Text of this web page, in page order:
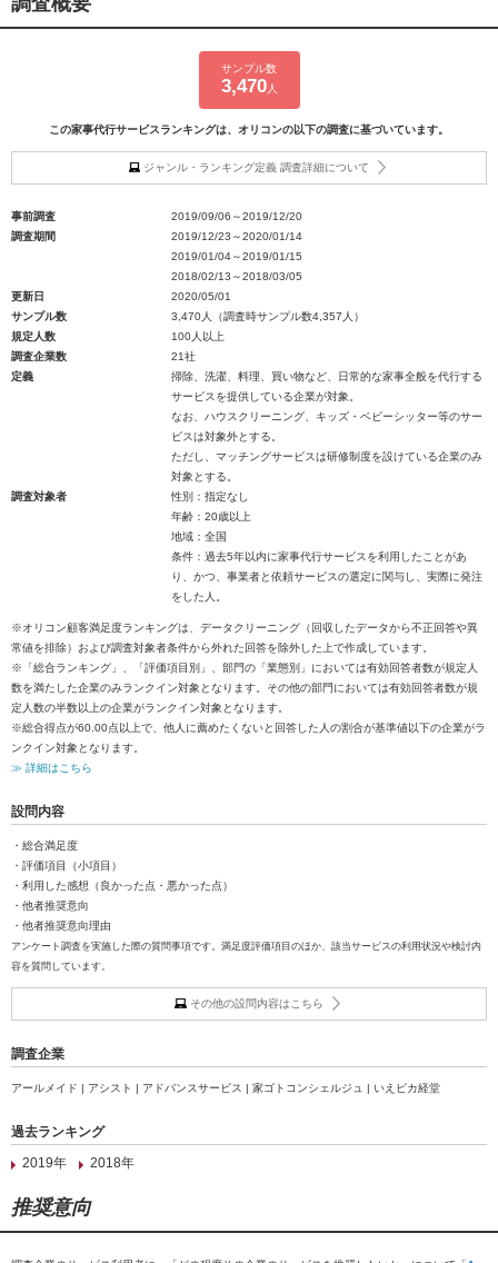
サンプル数
3,470人
この家事代行サービスランキングは、オリコンの以下の調査に基づいています。
ジャンル・ランキング定義 調査詳細について
事前調査
2019/09/06～2019/12/20
調査期間
2019/12/23～2020/01/14
2019/01/04～2019/01/15
2018/02/13～2018/03/05
更新日
2020/05/01
サンプル数
3,470人（調査時サンプル数4,357人）
規定人数
100人以上
調査企業数
21社
定義
掃除、洗濯、料理、買い物など、日常的な家事全般を代行する
サービスを提供している企業が対象。
なお、ハウスクリーニング、キッズ・ベビーシッター等のサー
ビスは対象外とする。
ただし、マッチングサービスは研修制度を設けている企業のみ
対象とする。
調査対象者
性別：指定なし
年齢：20歳以上
地域：全国
条件：過去5年以内に家事代行サービスを利用したことがあ
り、かつ、事業者と依頼サービスの選定に関与し、実際に発注
をした人。
※オリコン顧客満足度ランキングは、データクリーニング（回収したデータから不正回答や異
常値を排除）および調査対象者条件から外れた回答を除外した上で作成しています。
※「総合ランキング」、「評価項目別」、部門の「業態別」においては有効回答者数が規定人
数を満たした企業のみランクイン対象となります。その他の部門においては有効回答者数が規
定人数の半数以上の企業がランクイン対象となります。
※総合得点が60.00点以上で、他人に薦めたくないと回答した人の割合が基準値以下の企業がラ
ンクイン対象となります。
≫ 詳細はこちら
設問内容
・総合満足度
・評価項目（小項目）
・利用した感想（良かった点・悪かった点）
・他者推奨意向
・他者推奨意向理由
アンケート調査を実施した際の質問事項です。満足度評価項目のほか、該当サービスの利用状況や検討内
容を質問しています。
その他の設問内容はこちら
調査企業
アールメイド | アシスト | アドバンスサービス | 家ゴトコンシェルジュ | いえピカ経堂
過去ランキング
2019年
2018年
推奨意向